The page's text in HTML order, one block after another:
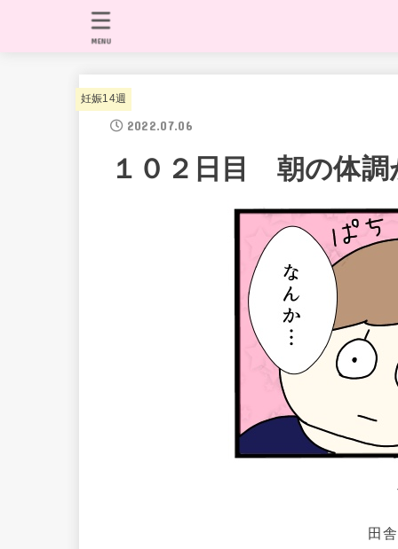
MENU
妊娠14週
2022.07.06
１０２日目 朝の体調
田